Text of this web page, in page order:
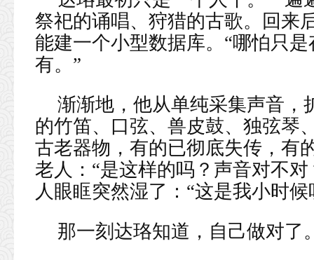
祭祀的诵唱、狩猎的古歌。回来
能建一个小型数据库。“哪怕只
有。”
渐渐地，他从单纯采集声音，
的竹笛、口弦、兽皮鼓、独弦
古老器物，有的已彻底失传，有
老人：“是这样的吗？声音对不
人眼眶突然湿了：“这是我小时
那一刻达珞知道，自己做对了